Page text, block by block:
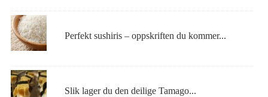
Perfekt sushiris – oppskriften du kommer...
Slik lager du den deilige Tamago...